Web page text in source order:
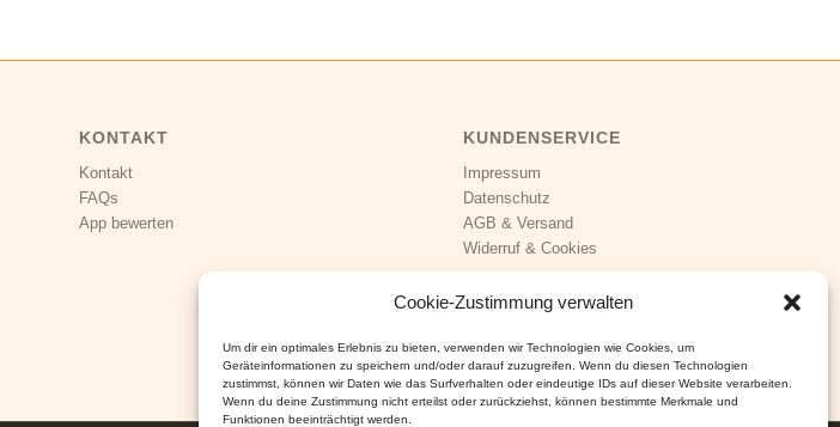
Cookie-Zustimmung verwalten
Um dir ein optimales Erlebnis zu bieten, verwenden wir Technologien wie Cookies, um
Geräteinformationen zu speichern und/oder darauf zuzugreifen. Wenn du diesen Technologien
zustimmst, können wir Daten wie das Surfverhalten oder eindeutige IDs auf dieser Website verarbeiten.
Wenn du deine Zustimmung nicht erteilst oder zurückziehst, können bestimmte Merkmale und
Funktionen beeinträchtigt werden.
KONTAKT
Kontakt
FAQs
App bewerten
KUNDENSERVICE
Impressum
Datenschutz
AGB & Versand
Widerruf& Cookies